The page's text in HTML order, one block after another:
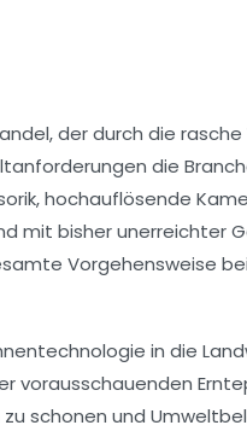
der durch die
die
hochauflösende
mit bisher unerreichter
Vorgehensweise
in die
vorausschauenden
schonen und